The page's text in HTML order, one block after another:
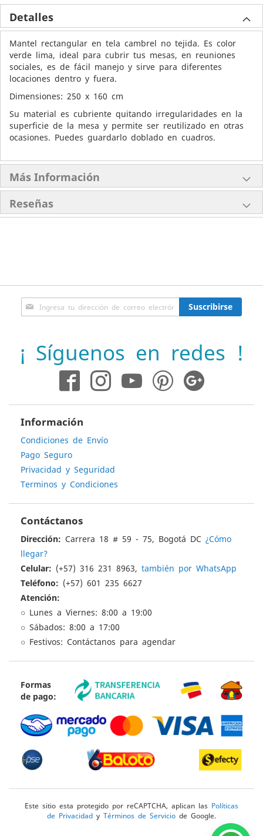
Detalles
Mantel rectangular en tela cambrel no tejida. Es color
verde lima, ideal para cubrir tus mesas, en reuniones
sociales, es de fácil manejo y sirve para diferentes
locaciones dentro y fuera.
Dimensiones: 250 x 160 cm
Su material es cubriente quitando irregularidades en la
superficie de la mesa y permite ser reutilizado en otras
ocasiones. Puedes guardarlo doblado en cuadros.
Más Información
Reseñas
Inscríbase
a
de
noticias:
Suscribirse
¡ Síguenos en redes !
Información
Condiciones de Envío
Pago Seguro
Privacidad y Seguridad
Terminos y Condiciones
Contáctanos
Dirección: Carrera 18 # 59 - 75, Bogotá DC ¿Cómo
llegar?
Celular: (+57) 316 231 8963, también por WhatsApp
Teléfono: (+57) 601 235 6627
Atención:
○ Lunes a Viernes: 8:00 a 19:00
○ Sábados: 8:00 a 17:00
○ Festivos: Contáctanos para agendar
Formas
de pago:
Este sitio esta protegido por reCAPTCHA, aplican las Políticas
de Privacidad y Términos de Servicio de Google.